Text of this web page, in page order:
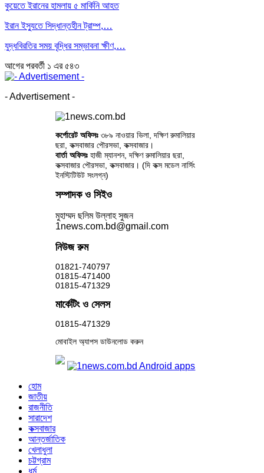
কুয়েতে ইরানের হামলায় ৫ মার্কিনি আহত
ইরান ইস্যুতে সিদ্ধান্তহীন ট্রাম্প,…
যুদ্ধবিরতির সময় বৃদ্ধির সম্ভাবনা ক্ষীণ,…
আগেরপরবর্তী ১ এর ৫৪৩
- Advertisement -
কর্পোরেট অফিসঃ ৩৮৯ নাওয়ার ভিলা, দক্ষিণ রুমালিয়ার
ছরা, কক্সবাজার পৌরসভা, কক্সবাজার।
বার্তা অফিসঃহাজী ম্যানশন, দক্ষিণ রুমালিয়ার ছরা,
কক্সবাজার পৌরসভা, কক্সবাজার। (দি কক্স মডেল নার্সিং
ইনস্টিটিউট সংলগ্ন)
সম্পাদক ও সিইও
মুহাম্মদ ছলিম উল্লাহ সুজন
1news.com.bd@gmail.com
নিউজ রুম
01821-740797
01815-471400
01815-471329
মার্কেটিং ও সেলস
01815-471329
মোবাইল অ্যাপস ডাউনলোড করুন
হোম
জাতীয়
রাজনীতি
সারাদেশ
কক্সবাজার
আন্তর্জাতিক
খেলাধুলা
চট্টগ্রাম